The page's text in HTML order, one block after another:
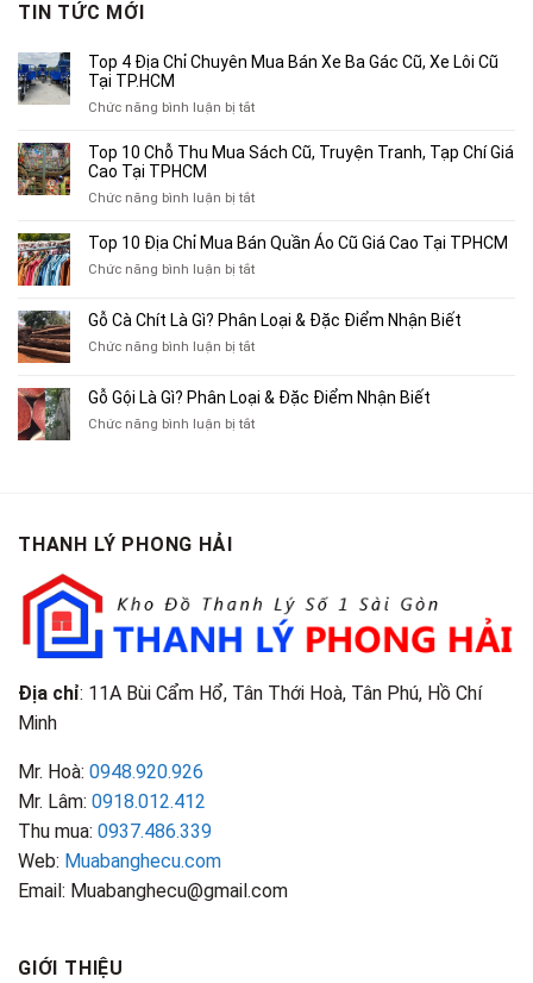
TIN TỨC MỚI
Top 4 Địa Chỉ Chuyên Mua Bán Xe Ba Gác Cũ, Xe Lôi Cũ
Tại TP.HCM
Chức năng bình luận bị tắtở
4
Chuyên
Bán
Xe
Cũ,
Xe
Cũ
TP.HCM
Top 10 Chỗ Thu Mua Sách Cũ, Truyện Tranh, Tạp Chí Giá
Cao Tại TPHCM
Chức năng bình luận bị tắtở
10
Thu
Sách
Tạp
Chí
Top 10 Địa Chỉ Mua Bán Quần Áo Cũ Giá Cao Tại TPHCM
Chức năng bình luận bị tắtở
Địa
Chỉ
Bán
Áo
Gỗ Cà Chít Là Gì? Phân Loại & Đặc Điểm Nhận Biết
Chức năng bình luận bị tắtở
Chít
Là
Gỗ Gội Là Gì? Phân Loại & Đặc Điểm Nhận Biết
Chức năng bình luận bị tắtở
Điểm
Nhận
Biết
THANH LÝ PHONG HẢI
Địa chỉ: 11A Bùi Cẩm Hổ, Tân Thới Hoà, Tân Phú, Hồ Chí
Minh
Mr. Hoà: 0948.920.926
Mr. Lâm: 0918.012.412
Thu mua: 0937.486.339
Web: Muabanghecu.com
Email: Muabanghecu@gmail.com
GIỚI THIỆU